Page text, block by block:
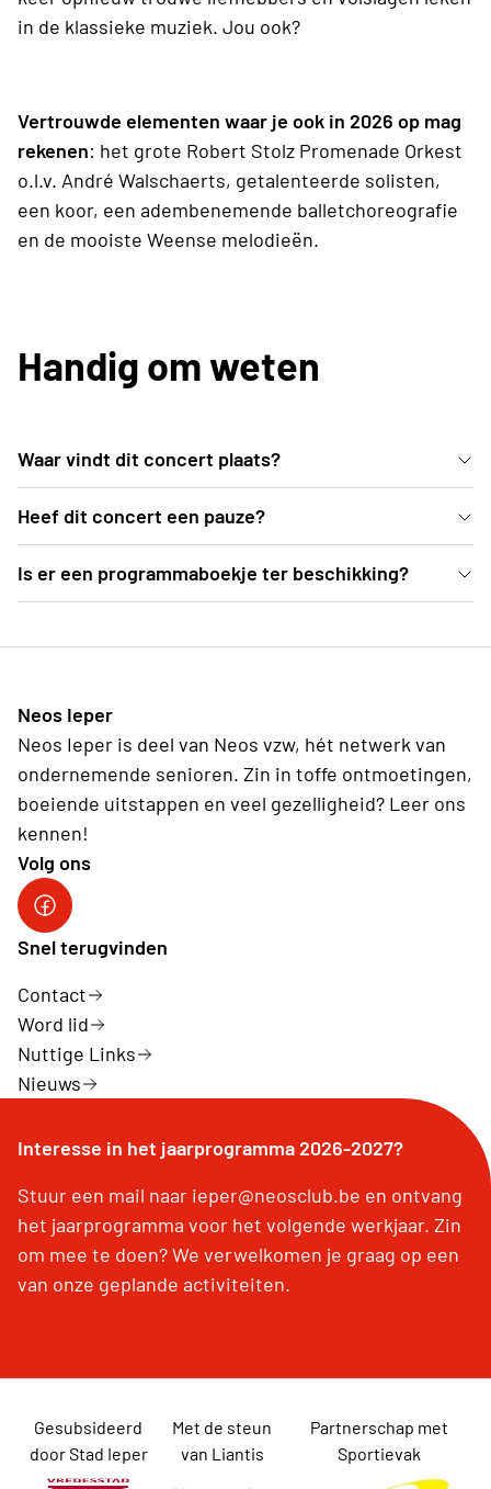
in de klassieke muziek. Jou ook?
Vertrouwde elementen waar je ook in 2026 op mag
rekenen: het grote Robert Stolz Promenade Orkest
o.l.v. André Walschaerts, getalenteerde solisten,
een koor, een adembenemende balletchoreografie
en de mooiste Weense melodieën.
Handig om weten
Waar vindt dit concert plaats?
In de mooie blauwe zaal van deSingel kan je vanuit
comfortabele zetels genieten van dit Weense
concert.
Heef dit concert een pauze?
Ja, er is een pauze voorzien van een 25-tal minuten
Is er een programmaboekje ter beschikking?
Neos Ieper
Neos Ieper is deel van Neos vzw, hét netwerk van
ondernemende senioren. Zin in toffe ontmoetingen,
boeiende uitstappen en veel gezelligheid? Leer ons
kennen!
Volg ons
Neos Ieper facebook
Snel terugvinden
Contact
Word lid
Nuttige Links
Nieuws
Interesse in het jaarprogramma 2026-2027?
Stuur een mail naar ieper@neosclub.be en ontvang
het jaarprogramma voor het volgende werkjaar. Zin
om mee te doen? We verwelkomen je graag op een
van onze geplande activiteiten.
Gesubsideerd
door Stad Ieper
Met de steun
van Liantis
Partnerschap met
Sportievak